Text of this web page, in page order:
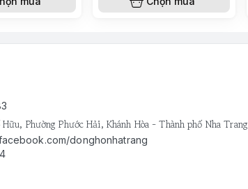
Phường Phước Hải, Khánh Hòa - Thành phố Nha Trang
donghonhatrang